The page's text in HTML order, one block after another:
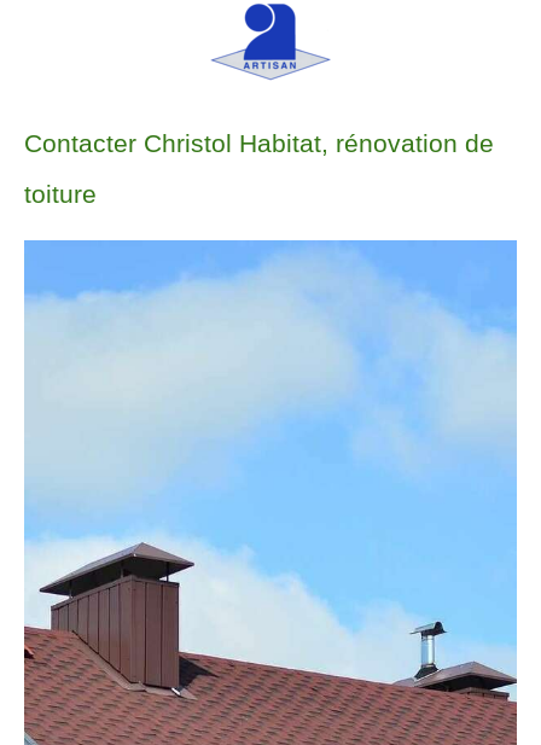
Contacter Christol Habitat, rénovation de
toiture